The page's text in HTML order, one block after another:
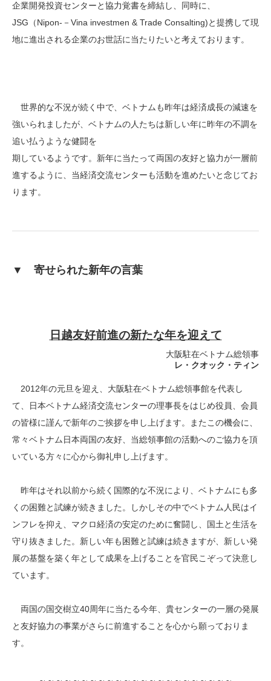
企業開発投資センターと協力覚書を締結し、同時に、
JSG（Nipon-－Vina investmen & Trade Consalting)と提携して現
地に進出される企業のお世話に当たりたいと考えております。
世界的な不況が続く中で、ベトナムも昨年は経済成長の減速を
強いられましたが、ベトナムの人たちは新しい年に昨年の不調を
追い払うような健闘を
期しているようです。新年に当たって両国の友好と協力が一層前
進するように、当経済交流センターも活動を進めたいと念じてお
ります。
▼ 寄せられた新年の言葉
日越友好前進の新たな年を迎えて
大阪駐在ベトナム総領事
レ・クオック・ティン
2012年の元旦を迎え、大阪駐在ベトナム総領事館を代表し
て、日本ベトナム経済交流センターの理事長をはじめ役員、会員
の皆様に謹んで新年のご挨拶を申し上げます。またこの機会に、
常々ベトナム日本両国の友好、当総領事館の活動へのご協力を頂
いている方々に心から御礼申し上げます。
昨年はそれ以前から続く国際的な不況により、ベトナムにも多
くの困難と試練が続きました。しかしその中でベトナム人民はイ
ンフレを抑え、マクロ経済の安定のために奮闘し、国土と生活を
守り抜きました。新しい年も困難と試練は続きますが、新しい発
展の基盤を築く年として成果を上げることを官民こぞって決意し
ています。
両国の国交樹立40周年に当たる今年、貴センターの一層の発展
と友好協力の事業がさらに前進することを心から願っておりま
す。